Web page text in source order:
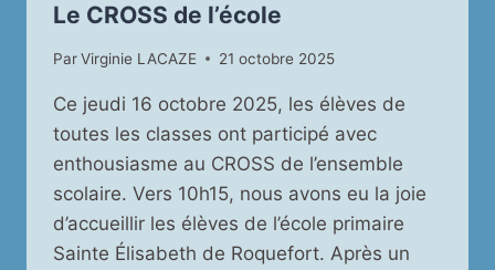
Le CROSS de l’école
ParVirginie LACAZE 21 octobre 2025
Ce jeudi 16 octobre 2025, les élèves de
toutes les classes ont participé avec
enthousiasme au CROSS de l’ensemble
scolaire. Vers 10h15, nous avons eu la joie
d’accueillir les élèves de l’école primaire
Sainte Élisabeth de Roquefort. Après un